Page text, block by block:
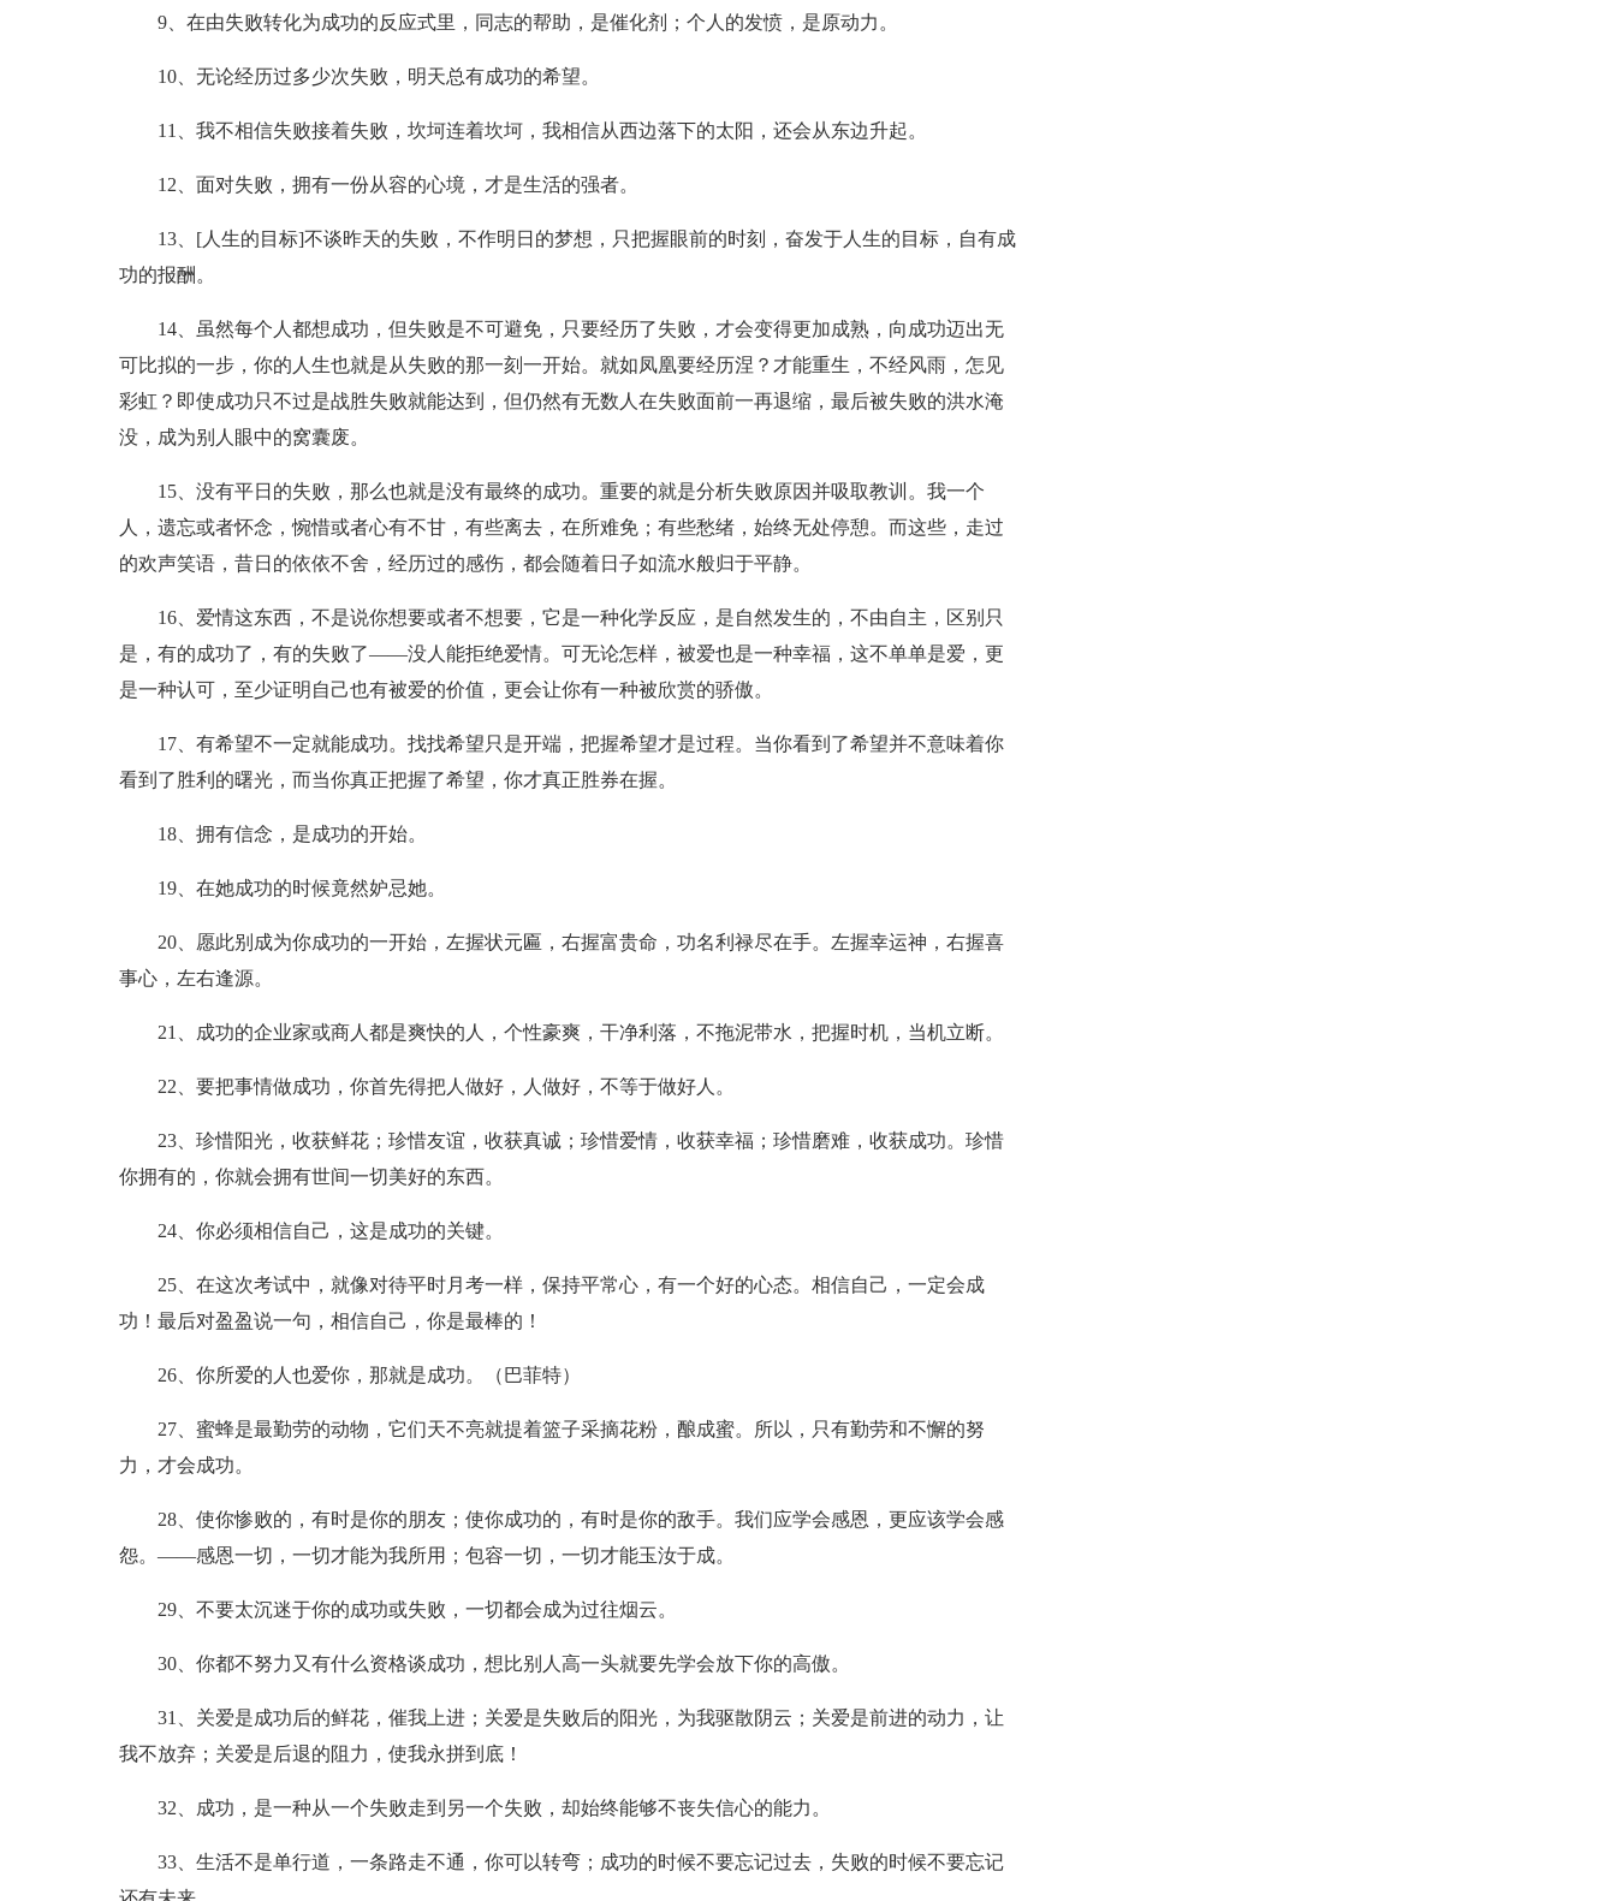
9、在由失败转化为成功的反应式里，同志的帮助，是催化剂；个人的发愤，是原动力。
10、无论经历过多少次失败，明天总有成功的希望。
11、我不相信失败接着失败，坎坷连着坎坷，我相信从西边落下的太阳，还会从东边升起。
12、面对失败，拥有一份从容的心境，才是生活的强者。
13、[人生的目标]不谈昨天的失败，不作明日的梦想，只把握眼前的时刻，奋发于人生的目标，自有成
功的报酬。
14、虽然每个人都想成功，但失败是不可避免，只要经历了失败，才会变得更加成熟，向成功迈出无
可比拟的一步，你的人生也就是从失败的那一刻一开始。就如凤凰要经历涅？才能重生，不经风雨，怎见
彩虹？即使成功只不过是战胜失败就能达到，但仍然有无数人在失败面前一再退缩，最后被失败的洪水淹
没，成为别人眼中的窝囊废。
15、没有平日的失败，那么也就是没有最终的成功。重要的就是分析失败原因并吸取教训。我一个
人，遗忘或者怀念，惋惜或者心有不甘，有些离去，在所难免；有些愁绪，始终无处停憩。而这些，走过
的欢声笑语，昔日的依依不舍，经历过的感伤，都会随着日子如流水般归于平静。
16、爱情这东西，不是说你想要或者不想要，它是一种化学反应，是自然发生的，不由自主，区别只
是，有的成功了，有的失败了——没人能拒绝爱情。可无论怎样，被爱也是一种幸福，这不单单是爱，更
是一种认可，至少证明自己也有被爱的价值，更会让你有一种被欣赏的骄傲。
17、有希望不一定就能成功。找找希望只是开端，把握希望才是过程。当你看到了希望并不意味着你
看到了胜利的曙光，而当你真正把握了希望，你才真正胜券在握。
18、拥有信念，是成功的开始。
19、在她成功的时候竟然妒忌她。
20、愿此别成为你成功的一开始，左握状元匾，右握富贵命，功名利禄尽在手。左握幸运神，右握喜
事心，左右逢源。
21、成功的企业家或商人都是爽快的人，个性豪爽，干净利落，不拖泥带水，把握时机，当机立断。
22、要把事情做成功，你首先得把人做好，人做好，不等于做好人。
23、珍惜阳光，收获鲜花；珍惜友谊，收获真诚；珍惜爱情，收获幸福；珍惜磨难，收获成功。珍惜
你拥有的，你就会拥有世间一切美好的东西。
24、你必须相信自己，这是成功的关键。
25、在这次考试中，就像对待平时月考一样，保持平常心，有一个好的心态。相信自己，一定会成
功！最后对盈盈说一句，相信自己，你是最棒的！
26、你所爱的人也爱你，那就是成功。（巴菲特）
27、蜜蜂是最勤劳的动物，它们天不亮就提着篮子采摘花粉，酿成蜜。所以，只有勤劳和不懈的努
力，才会成功。
28、使你惨败的，有时是你的朋友；使你成功的，有时是你的敌手。我们应学会感恩，更应该学会感
怨。——感恩一切，一切才能为我所用；包容一切，一切才能玉汝于成。
29、不要太沉迷于你的成功或失败，一切都会成为过往烟云。
30、你都不努力又有什么资格谈成功，想比别人高一头就要先学会放下你的高傲。
31、关爱是成功后的鲜花，催我上进；关爱是失败后的阳光，为我驱散阴云；关爱是前进的动力，让
我不放弃；关爱是后退的阻力，使我永拼到底！
32、成功，是一种从一个失败走到另一个失败，却始终能够不丧失信心的能力。
33、生活不是单行道，一条路走不通，你可以转弯；成功的时候不要忘记过去，失败的时候不要忘记